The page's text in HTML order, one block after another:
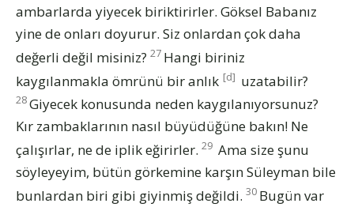
ambarlarda yiyecek biriktirirler. Göksel Babanız
yine de onları doyurur. Siz onlardan çok daha
değerli değil misiniz? 27 Hangi biriniz
kaygılanmakla ömrünü bir anlık [d] uzatabilir?
28Giyecek konusunda neden kaygılanıyorsunuz?
Kır zambaklarının nasıl büyüdüğüne bakın! Ne
çalışırlar, ne de iplik eğirirler. 29 Ama size şunu
söyleyeyim, bütün görkemine karşın Süleyman bile
bunlardan biri gibi giyinmiş değildi. 30 Bugün var